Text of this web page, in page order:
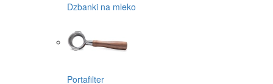
Dzbanki na mleko
Portafilter